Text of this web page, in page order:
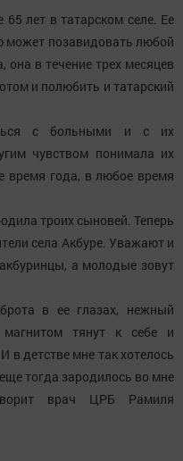
лет в татарском селе. Ее
может позавидовать любой
в течение трех месяцев
и полюбить и татарский
с больными и с их
чувством понимала их
года, в любое время
троих сыновей. Теперь
села Акбуре. Уважают и
а молодые зовут
в ее глазах, нежный
тянут к себе и
в детстве мне так хотелось
тогда зародилось во мне
врач ЦРБ Рамиля